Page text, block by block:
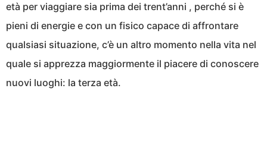
età per viaggiare sia prima dei trent’anni , perché si è
pieni di energie e con un fisico capace di affrontare
qualsiasi situazione, c’è un altro momento nella vita nel
quale si apprezza maggiormente il piacere di conoscere
nuovi luoghi: la terza età.